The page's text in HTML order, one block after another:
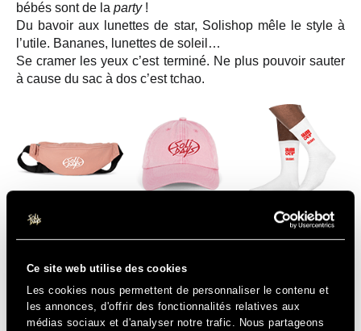
Ce site web utilise des cookies
Les cookies nous permettent de personnaliser le contenu et
les annonces, d'offrir des fonctionnalités relatives aux
médias sociaux et d'analyser notre trafic. Nous partageons
bébés sont de la party!
Du bavoir aux lunettes de star, Solishop mêle le style à
l’utile. Bananes, lunettes de soleil…
Se cramer les yeux c’est terminé. Ne plus pouvoir sauter
à cause du sac à dos c’est tchao.
En quelques clics sur ce site de prévente et hop, un beau
souvenir de Solidays à récupérer à la boutique du
festival.